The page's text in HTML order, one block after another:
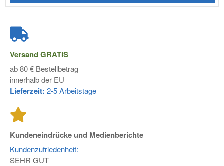
VersandGRATIS
ab 80 € Bestellbetrag
innerhalb der EU
Lieferzeit: 2-5 Arbeitstage
Kundeneindrücke und Medienberichte
Kundenzufriedenheit:
SEHR GUT